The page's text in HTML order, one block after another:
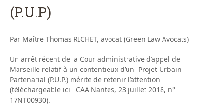
(P.U.P)
Par Maître Thomas RICHET, avocat (Green Law Avocats)
Un arrêt récent de la Cour administrative d’appel de
Marseille relatif à un contentieux d’un Projet Urbain
Partenarial (P.U.P.) mérite de retenir l’attention
(téléchargeable ici : CAA Nantes, 23 juillet 2018, n°
17NT00930).